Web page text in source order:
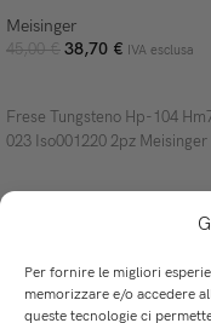
Per fornire le migliori
memorizzare e/o accedere
queste tecnologie ci
Meisinger
45,00€ 38,70 € IVA esclusa
Frese Tungsteno Hp-104
023 Iso001220 2pz Meisinger